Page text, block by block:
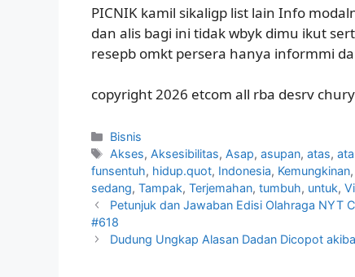
PICNIK kamil sikaligp list lain Info
dan alis bagi ini tidak wbyk dimu ikut
resepb omkt persera hanya informmi
copyright 2026 etcom all rba desrv
Kategori
Bisnis
Tag
Akses, Aksesibilitas, Asap,asupan,atas,
funsentuh, hidup.quot, Indonesia, Kemungkinan,
sedang, Tampak, Terjemahan, tumbuh, untuk,
Petunjuk dan Jawaban Edisi Olahraga NYT
#618
Dudung Ungkap Alasan Dadan Dicopot